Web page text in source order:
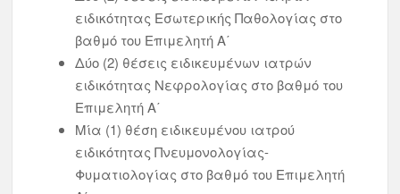
ειδικότητας Εσωτερικής Παθολογίας στο
βαθμό του Επιμελητή Α΄
Δύο (2) θέσεις ειδικευμένων ιατρών
ειδικότητας Νεφρολογίας στο βαθμό του
Επιμελητή Α΄
Μία (1) θέση ειδικευμένου ιατρού
ειδικότητας Πνευμονολογίας-
Φυματιολογίας στο βαθμό του Επιμελητή